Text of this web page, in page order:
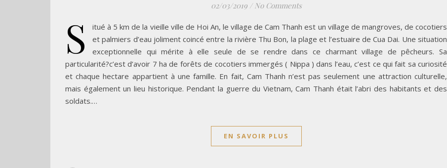
02/03/2019 / No Comments
S
itué à 5 km de la vieille ville de Hoi An, le village de Cam Thanh est un village de mangroves, de cocotiers
et palmiers d’eau joliment coincé entre la rivière Thu Bon, la plage et l’estuaire de Cua Dai. Une situation
exceptionnelle qui mérite à elle seule de se rendre dans ce charmant village de pêcheurs. Sa
particularité?c’est d’avoir 7 ha de forêts de cocotiers immergés ( Nippa ) dans l’eau, c’est ce qui fait sa curiosité
et chaque hectare appartient à une famille. En fait, Cam Thanh n’est pas seulement une attraction culturelle,
mais également un lieu historique. Pendant la guerre du Vietnam, Cam Thanh était l’abri des habitants et des
soldats.…
EN SAVOIR PLUS